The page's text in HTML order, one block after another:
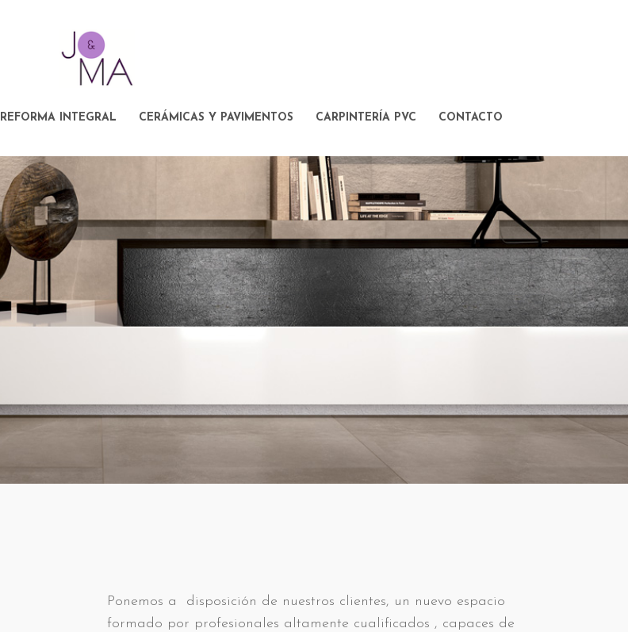
REFORMA INTEGRAL CERÁMICAS Y PAVIMENTOS CARPINTERÍA PVC CONTACTO
Ponemos a disposición de nuestros clientes, un nuevo espacio
formado por profesionales altamente cualificados , capaces de